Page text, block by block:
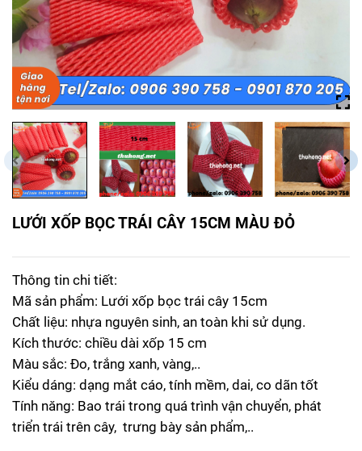
LƯỚI XỐP BỌC TRÁI CÂY 15CM MÀU ĐỎ
Thông tin chi tiết:
Mã sản phẩm: Lưới xốp bọc trái cây 15cm
Chất liệu: nhựa nguyên sinh, an toàn khi sử dụng.
Kích thước: chiều dài xốp 15 cm
Màu sắc: Đo, trắng xanh, vàng,..
Kiểu dáng: dạng mắt cáo, tính mềm, dai, co dãn tốt
Tính năng: Bao trái trong quá trình vận chuyển, phát
triển trái trên cây, trưng bày sản phẩm,..